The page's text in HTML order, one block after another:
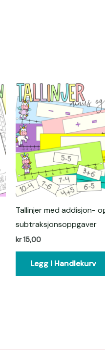
Tallinjer med addisjon-
subtraksjonsoppgaver
kr15,00
Legg I Handlekurv